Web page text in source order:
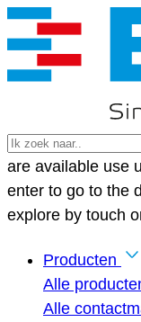
are available use
enter to go to the
explore by touch
Producten
Alle
Alle